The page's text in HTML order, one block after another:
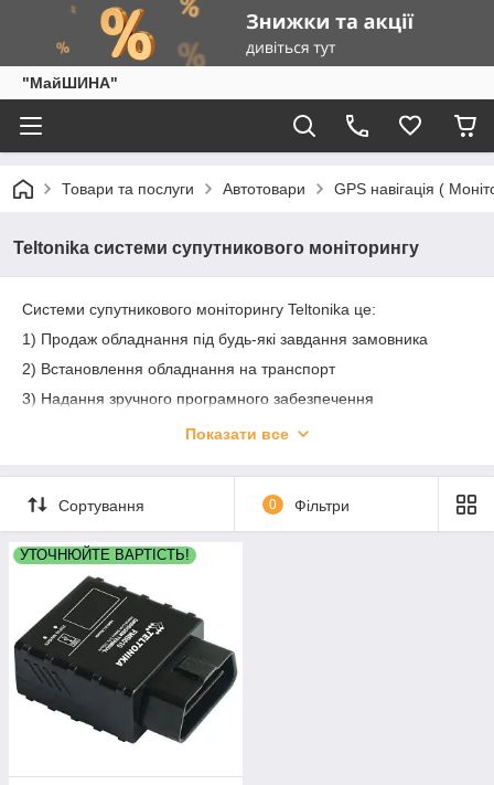
"МайШИНА"
Товари та послуги Автотовари GPS навігація (
Teltonika системи супутникового моніторингу
Системи супутникового моніторингу Teltonika це:
1) Продаж обладнання під будь-які завдання замовника
2) Встановлення обладнання на транспорт
3) Надання зручного програмного забезпечення
4) Продаж, встановлення , обслуговування, моніторинг ПІД
Показати все
Сортування 0 Фільтри
УТОЧНЮЙТЕ ВАРТІСТЬ!